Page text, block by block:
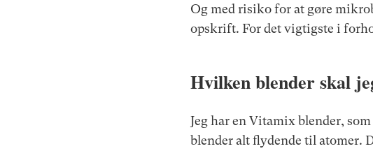
Og med risiko for at gøre
opskrift. For det vigtigste i
Hvilken blender skal
Jeg har en Vitamix blender,
blender alt flydende til atomer.